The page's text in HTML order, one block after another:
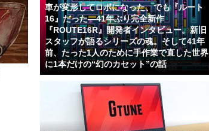
車が変形してロボになった、でも『ルート
16』だった―41年ぶり完全新作
『ROUTE16R』開発者インタビュー。新旧
スタッフが語るシリーズの魂。そして41年
前、たった1人のために手作業で直した世界
に1本だけの“幻のカセット”の話